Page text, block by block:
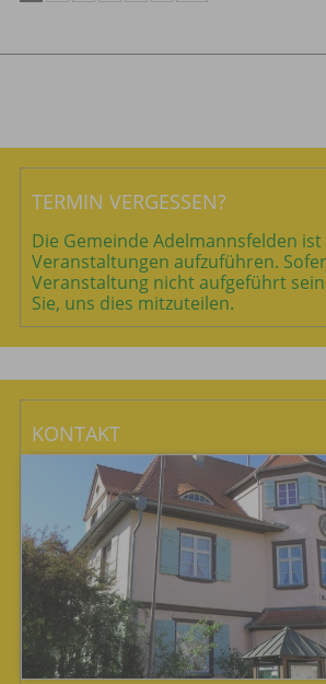
TERMIN VERGESSEN?
Die Gemeinde Adelmannsfelden
Veranstaltungen aufzuführen.
Veranstaltung nicht aufgeführt
Sie, uns dies mitzuteilen.
KONTAKT